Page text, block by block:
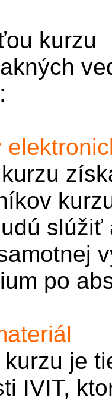
kurzu
po
je
IVIT,